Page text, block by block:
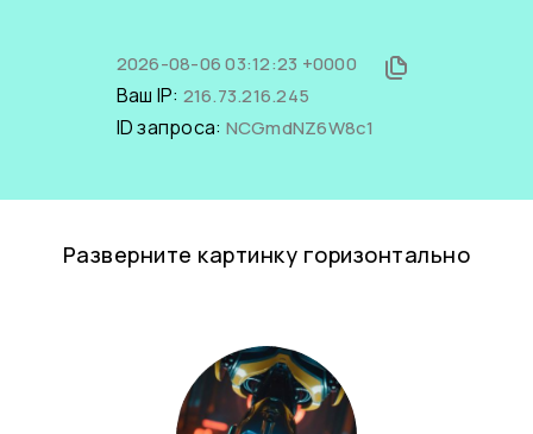
2026-08-06 03:12:23 +0000
Ваш IP: 216.73.216.245
ID запроса: NCGmdNZ6W8c1
Разверните картинку горизонтально